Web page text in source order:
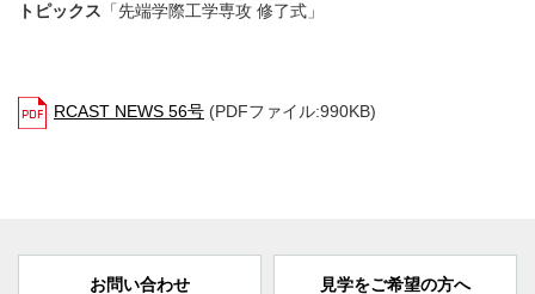
トピックス 「先端学際工学専攻 修了式」
RCAST NEWS 56号 (PDFファイル:990KB)
お問い合わせ 見学をご希望の方へ